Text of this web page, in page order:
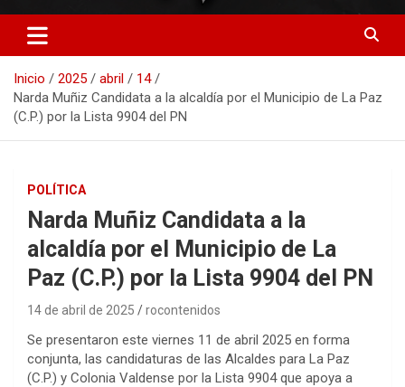
RO CONTENIDOS
Inicio 2025 abril
14
Narda Muñiz Candidata a la alcaldía por el Municipio de La Paz
(C.P.) por la Lista 9904 del PN
POLÍTICA
Narda Muñiz Candidata a la
alcaldía por el Municipio de La
Paz (C.P.) por la Lista 9904 del PN
14 de abril de 2025 rocontenidos
Se presentaron este viernes 11 de abril 2025 en forma
conjunta, las candidaturas de las Alcaldes para La Paz
(C.P.) y Colonia Valdense por la Lista 9904 que apoya a